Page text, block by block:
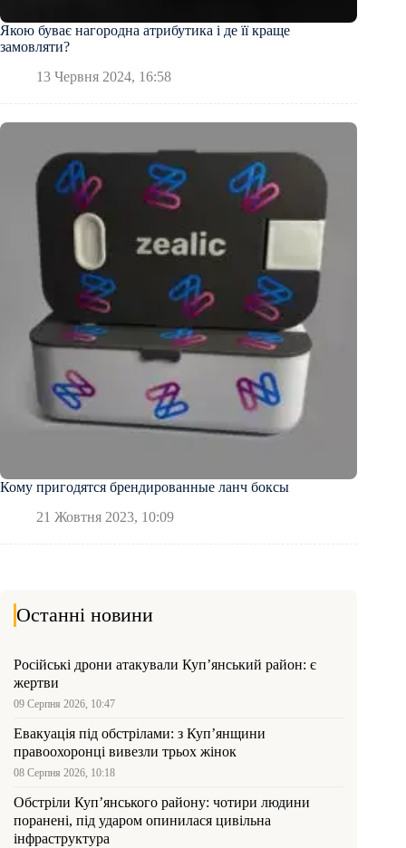
Якою буває нагородна атрибутика і де її краще
замовляти?
13 Червня 2024, 16:58
Кому пригодятся брендированные ланч боксы
21 Жовтня 2023, 10:09
Останні новини
Російські дрони атакували Куп’янський район: є
жертви
09 Серпня 2026, 10:47
Евакуація під обстрілами: з Куп’янщини
правоохоронці вивезли трьох жінок
08 Серпня 2026, 10:18
Обстріли Куп’янського району: чотири людини
поранені, під ударом опинилася цивільна
інфраструктура